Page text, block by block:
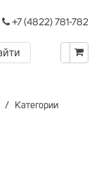
+7 (4822) 781-782
Категории